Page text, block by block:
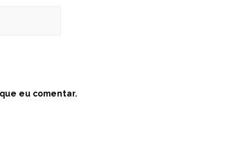
eu comentar.